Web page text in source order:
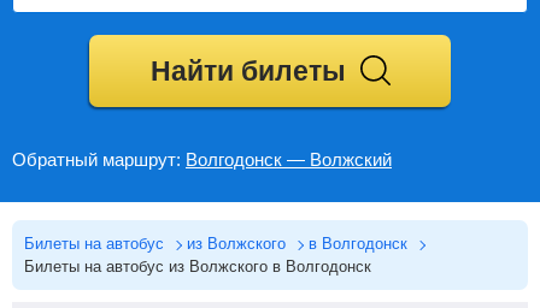
Найти билеты
Обратный маршрут: Волгодонск — Волжский
Билеты на автобус из Волжского
в Волгодонск
Билеты на автобус из Волжского в Волгодонск